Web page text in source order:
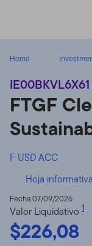
Home
IE00BKVL6X61
FTGF
F USD ACC
Hoja informativa
Fecha 07/09/2026
Valor Liquidativo 1
$226,08